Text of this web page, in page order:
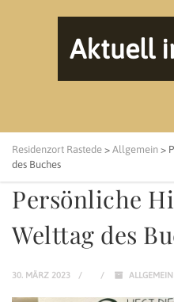
Aktuell
Residenzort Rastede > Allgemein >
des Buches
Persönliche
Welttag des
30. MÄRZ 2023 ALLGEMEIN